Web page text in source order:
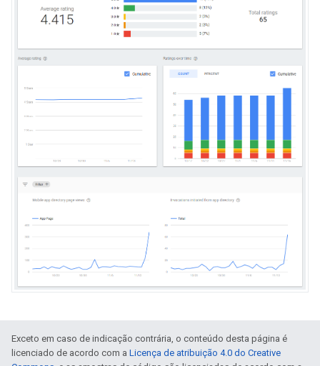
Exceto em caso de indicação contrária, o conteúdo desta página é
licenciado de acordo com a Licença de atribuição 4.0 do Creative